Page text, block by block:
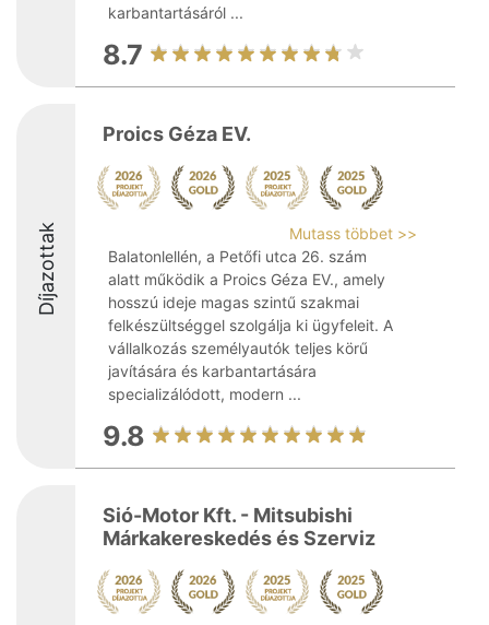
karbantartásáról ...
8.7
Díjazottak
Proics Géza EV.
Mutass többet >>
Balatonlellén, a Petőfi utca 26. szám
alatt működik a Proics Géza EV., amely
hosszú ideje magas szintű szakmai
felkészültséggel szolgálja ki ügyfeleit. A
vállalkozás személyautók teljes körű
javítására és karbantartására
specializálódott, modern ...
9.8
Sió-Motor Kft. - Mitsubishi
Márkakereskedés és Szerviz